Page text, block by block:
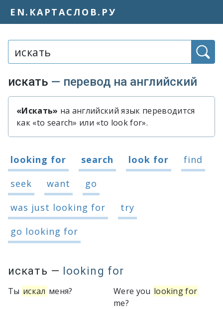
EN.КАРТАСЛОВ.РУ
искать — перевод на английский
Быстрый перевод слова «искать»
«Искать» на английский язык переводится
как «to search» или «to look for».
Варианты перевода слова «искать»
looking for search look for
find
seek
want
go
was just looking for
try
go looking for
искать — looking for
Ты искал меня? Were you looking for
me?